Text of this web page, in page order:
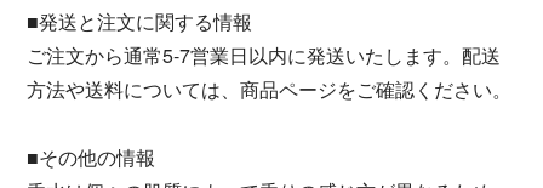
■発送と注文に関する情報
ご注文から通常5-7営業日以内に発送いたします。配送
方法や送料については、商品ページをご確認ください。
■その他の情報